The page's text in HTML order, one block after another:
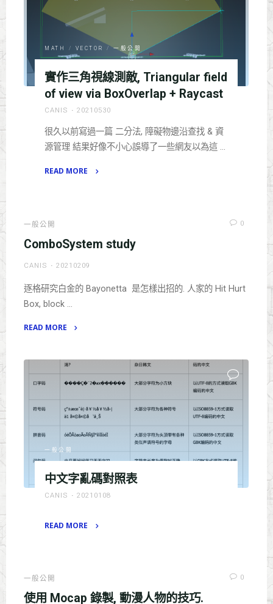
MATH / VECTOR / 一般公開
實作三角視線測敵, Triangular field
of view via BoxOverlap + Raycast
CANIS 20210530
很久以前寫過一篇 二分法, 障礙物邊沿查找 & 資
源管理 結果好像不小心誤導了一些網友以為這 …
READ MORE
角
視
敵,
Triangular
of
via
BoxOverlap
Raycast"
一般公開 0
ComboSystem study
CANIS 20210209
逐格研究白金的 Bayonetta 是怎樣出招的. 人家的 Hit Hurt
Box, block …
READ MORE
一般公開
中文字亂碼對照表
CANIS 20210108
READ MORE
亂
碼
一般公開 0
使用 Mocap 錄製, 動漫人物的技巧.